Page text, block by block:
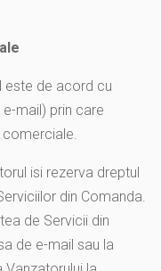
este de acord cu
mail) prin care
comerciale.
isi rezerva dreptul
din Comanda.
de Servicii din
de e-mail sau la